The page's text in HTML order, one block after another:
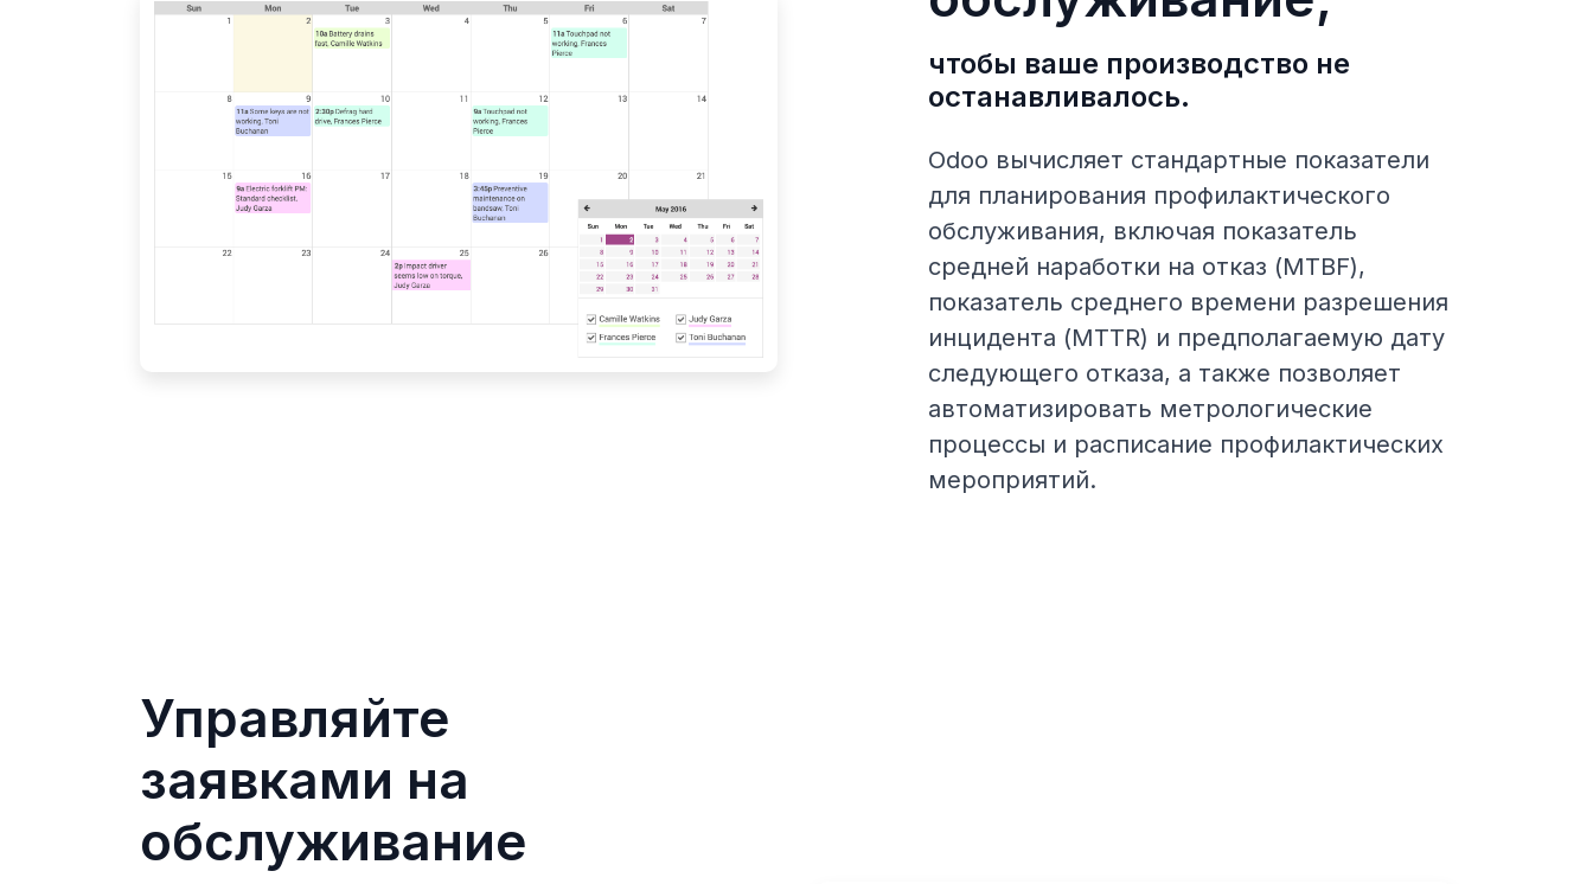
чтобы ваше производство не
останавливалось.
Odoo вычисляет стандартные показатели
для планирования профилактического
обслуживания, включая показатель
средней наработки на отказ (MTBF),
показатель среднего времени разрешения
инцидента (MTTR) и предполагаемую дату
следующего отказа, а также позволяет
автоматизировать метрологические
процессы и расписание профилактических
мероприятий.
Управляйте
заявками на
обслуживание